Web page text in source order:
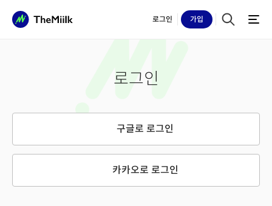
로그인 가입
로그인
구글로 로그인
카카오로 로그인